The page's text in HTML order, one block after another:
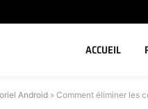
ACCUEIL
Android » Comment éliminer les